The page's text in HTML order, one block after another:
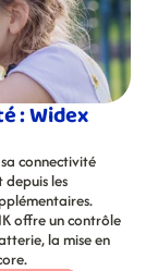
: Widex
connectivité
les
offre un contrôle
la mise en